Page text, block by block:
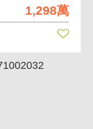
1,298萬